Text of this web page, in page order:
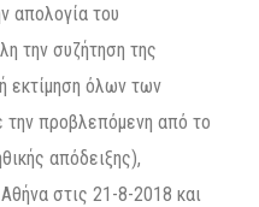
απολογία του
την συζήτηση της
εκτίμηση όλων των
προβλεπόμενη από το
απόδειξης),
στις 21-8-2018 και